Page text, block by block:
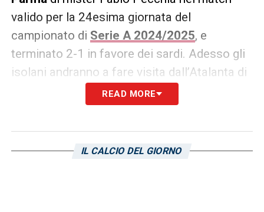
valido per la 24esima giornata del
campionato di Serie A 2024/2025, e
terminato 2-1 in favore dei sardi. Adesso gli
isolani andranno a fare visita dall’Atalanta di
mister Gasperini. Il tecnico dei rossoblù
potrebbe decidere di schierare il nuovo
è subentrato nella sfida contro gli emiliani ed
READ MORE
IL CALCIO DEL GIORNO